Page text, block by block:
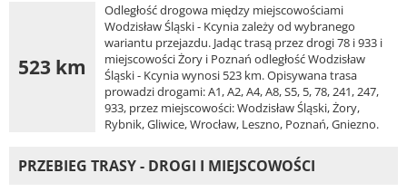
523 km
Odległość drogowa między miejscowościami
Wodzisław Śląski - Kcynia zależy od wybranego
wariantu przejazdu. Jadąc trasą przez drogi 78 i 933 i
miejscowości Żory i Poznań odległość Wodzisław
Śląski - Kcynia wynosi 523 km. Opisywana trasa
prowadzi drogami: A1, A2, A4, A8, S5, 5, 78, 241, 247,
933, przez miejscowości: Wodzisław Śląski, Żory,
Rybnik, Gliwice, Wrocław, Leszno, Poznań, Gniezno.
PRZEBIEG TRASY - DROGI I MIEJSCOWOŚCI